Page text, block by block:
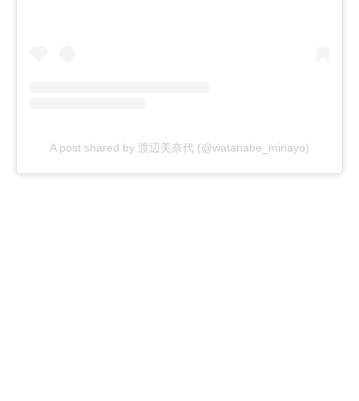
A post shared by 渡辺美奈代 (@watanabe_minayo)